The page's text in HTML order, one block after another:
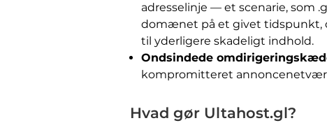
adresselinje — et scenarie, som
domænet på et givet tidspunkt,
til yderligere skadeligt indhold.
Ondsindede
kompromitteret
Hvad gør Ultahost.gl?